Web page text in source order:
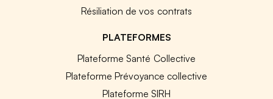
Résiliation de vos contrats
PLATEFORMES
Plateforme Santé Collective
Plateforme Prévoyance collective
Plateforme SIRH